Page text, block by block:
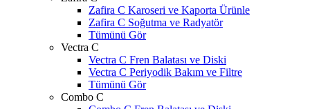
Zafira C Karoseri ve Kaporta Ürünle
Zafira C Soğutma ve Radyatör
Tümünü Gör
Vectra C
Vectra C Fren Balatası ve Diski
Vectra C Periyodik Bakım ve Filtre
Tümünü Gör
Combo C